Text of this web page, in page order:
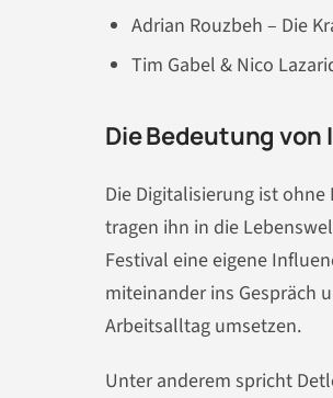
Adrian Rouzbeh – Die
Tim Gabel & Nico
Die Bedeutung
Die Digitalisierung ist
tragen ihn in die
Festival eine eigene
miteinander ins Gespräch
Arbeitsalltag umsetzen.
Unter anderem spricht